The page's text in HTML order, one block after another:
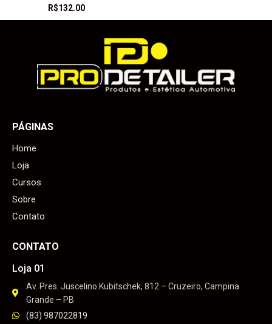
R$132.00
PÁGINAS
Home
Loja
Cursos
Sobre
Contato
CONTATO
Loja 01
Av. Pres. Juscelino Kubitschek, 812 – Cruzeiro, Campina
Grande – PB
(83) 987022819